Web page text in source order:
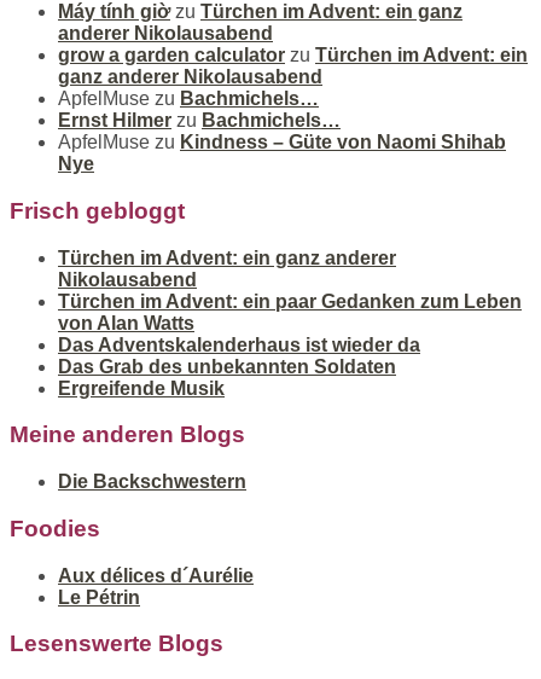
Máy tính giờzu Türchen im Advent: ein ganz
anderer Nikolausabend
grow a garden calculator zu Türchen im Advent: ein
ganz anderer Nikolausabend
ApfelMuse zu Bachmichels…
Ernst Hilmer zu Bachmichels…
ApfelMuse zu Kindness – Güte von Naomi Shihab
Nye
Frisch gebloggt
Türchen im Advent: ein ganz anderer
Nikolausabend
Türchen im Advent: ein paar Gedanken zum Leben
von Alan Watts
Das Adventskalenderhaus ist wieder da
Das Grab des unbekannten Soldaten
Ergreifende Musik
Meine anderen Blogs
Die Backschwestern
Foodies
Aux délices d´Aurélie
Le Pétrin
Lesenswerte Blogs